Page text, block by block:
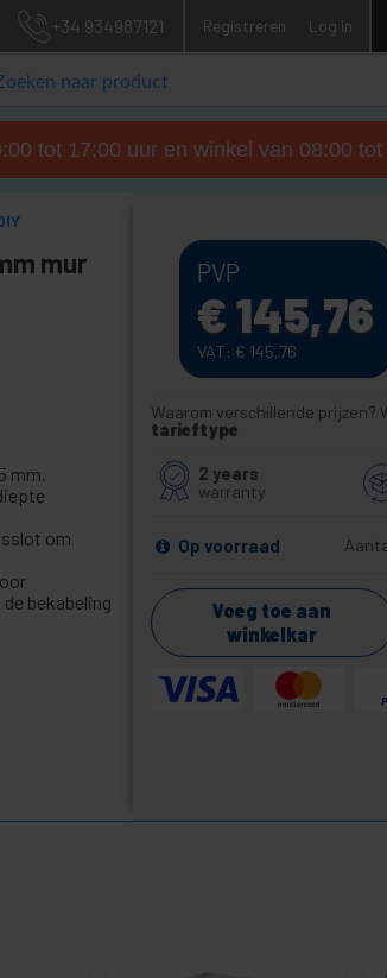
+34 934987121 Registreren Log in
tot 17:00 uur en winkel van 08:00 tot
mur
mm.
om
bekabeling
PVP
€145,76
VAT: € 145,76
Waarom verschillende prijzen?
tarieftype
2 years
warranty
Op voorraad
Voeg toe aan
winkelkar